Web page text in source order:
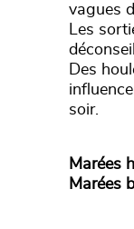
vagues
Les
Des
soir.
Marées
Marées